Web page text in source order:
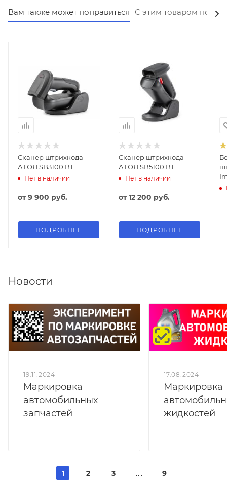
Вам также может понравиться С этим товаром
Сканер штрихкода
АТОЛ SB3100 BT
Нет в наличии
от9 900 руб.
ПОДРОБНЕЕ
Сканер штрихкода
АТОЛ SB5100 BT
Нет в наличии
от12 200 руб.
ПОДРОБНЕЕ
Новости
19.11.2024
Маркировка
автомобильных
запчастей
17.08.2024
Маркировка
жидкостей
1 2 3 9